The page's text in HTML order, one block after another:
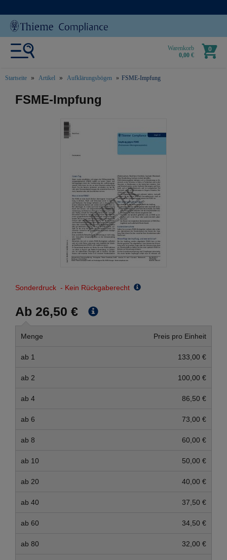
Warenkorb
0,00 €
0
Startseite Artikel Aufklärungsbögen FSME-Impfung
text.skipToContent
text.skipToNavigation
FSME-Impfung
Sonderdruck - Kein Rückgaberecht
Ab 26,50 €
Menge Preis pro Einheit
ab 1 133,00 €
ab 2 100,00 €
ab 4 86,50 €
ab 6 73,00 €
ab 8 60,00 €
ab 10 50,00 €
ab 20 40,00 €
ab 40 37,50 €
ab 60 34,50 €
ab 80 32,00 €